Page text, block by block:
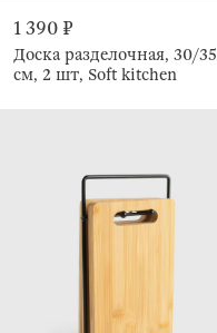
1 390 ₽
Доска разделочная, 30/35
см, 2 шт, Soft kitchen